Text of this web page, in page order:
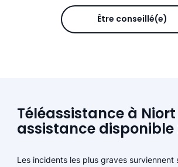
Être conseillé(e)
Téléassistance à Niort
assistance
Les incidents les plus graves surviennent